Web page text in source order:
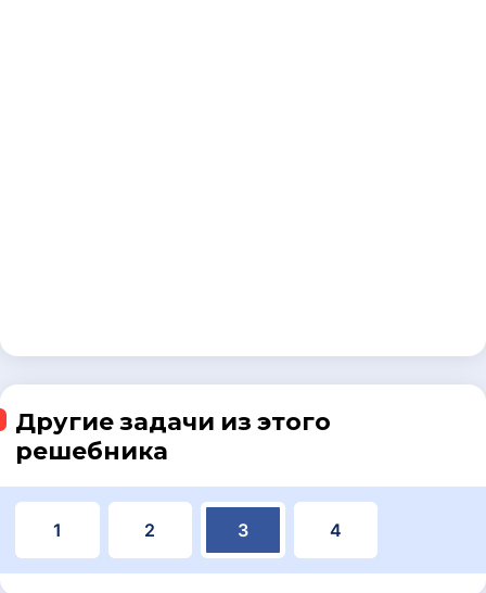
Другие задачи из этого
решебника
1 2 3 4